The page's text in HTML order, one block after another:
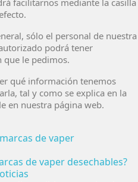
sólo el personal de nuestra
podrá tener
le pedimos.
qué información tenemos
tal y como se explica en la
en nuestra página web.
de vaper desechables?